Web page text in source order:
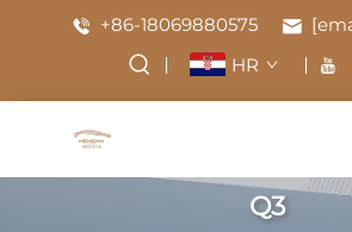
+86-18069880575
HR
Q3